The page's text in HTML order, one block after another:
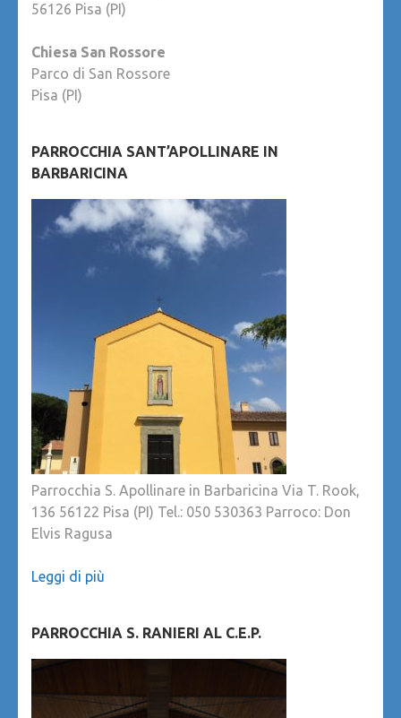
56126 Pisa (PI)
Chiesa San Rossore
Parco di San Rossore
Pisa (PI)
PARROCCHIA SANT’APOLLINARE IN
BARBARICINA
Parrocchia S. Apollinare in Barbaricina Via T. Rook,
136 56122 Pisa (PI) Tel.: 050 530363 Parroco: Don
Elvis Ragusa
Leggi di più
PARROCCHIA S. RANIERI AL C.E.P.